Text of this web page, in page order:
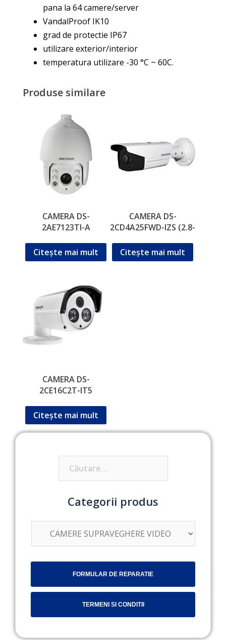
pana la 64 camere/server
VandalProof IK10
grad de protectie IP67
utilizare exterior/interior
temperatura utilizare -30 °C ~ 60C.
Produse similare
CAMERA DS-
2AE7123TI-A
Citește mai mult
CAMERA DS-
2CD4A25FWD-IZS (2.8-
Citește mai mult
CAMERA DS-
2CE16C2T-IT5
Citește mai mult
Categorii produs
FORMULAR DE REPARATIE
TERMENI SI CONDITII